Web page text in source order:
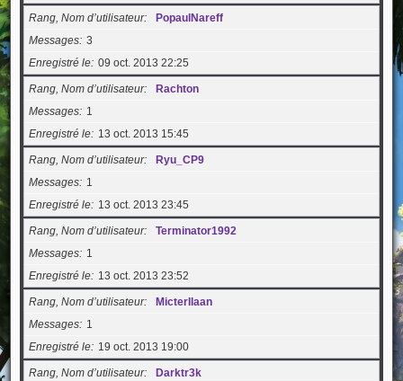
Rang, Nom d’utilisateur
PopaulNareff
Messages 3
Enregistré le 09 oct. 2013 22:25
Rang, Nom d’utilisateur
Rachton
Messages
1
Enregistré le
13 oct. 2013 15:45
Rang, Nom d’utilisateur
Ryu_CP9
Messages
1
Enregistré le
13 oct. 2013 23:45
Rang, Nom d’utilisateur
Terminator1992
Messages
1
Enregistré le
13 oct. 2013 23:52
Rang, Nom d’utilisateur
MicterIlaan
Messages
1
Enregistré le
19 oct. 2013 19:00
Rang, Nom d’utilisateur
Darktr3k